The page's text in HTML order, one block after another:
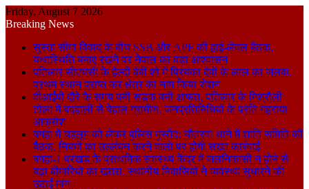
Friday, August 7 2026
Breaking News
सुस्ता सीमा विवाद के बीच SSB और APF की हाई-लेवल बैठक,
यथास्थिति बनाए रखने पर नेपाल का बड़ा आश्वासन
पतिलार सीएचसी के हेल्दी बेबी शो में प्रियंका देवी के लाल का जलवा,
प्रथम स्थान प्राप्त कर क्षेत्र का नाम किया रोशन
वीआईपी दौरे के समय बनी सड़क बनी आफत, पतिलार के मिश्रौली
टोला में बदहाली से बेहाल ग्रामीण, जनप्रतिनिधियों के प्रति गहराया
आक्रोश
बगहा में चहलूम को लेकर पुलिस मुस्तैद: चौतरवा थाने में शांति समिति की
बैठक, नियमों का उल्लंघन करने वालों पर होगी सख्त कार्रवाई
बगहा-1 प्रखंड के प्राथमिक स्वास्थ्य केंद्र में जलनिकासी न होने से
बढ़ा बीमारियों का खतरा, स्थानीय निवासियों ने व्यवस्था सुधारने की
उठाई मांग।